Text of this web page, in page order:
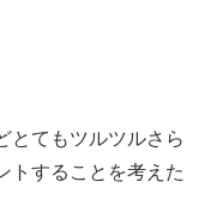
とてもツルツルさら
トすることを考えた